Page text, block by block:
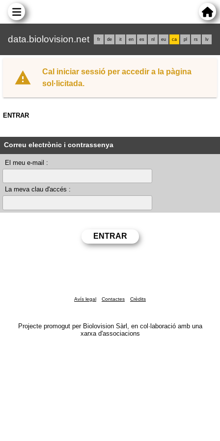
data.biolovision.net fr de it en es nl eu ca pl rs lv
Cal iniciar sessió per accedir a la pàgina
sol·licitada.
ENTRAR
Correu electrònic i contrassenya
El meu e-mail :
La meva clau d'accés :
Avís legal Contactes Crèdits
Projecte promogut per Biolovision Sàrl, en col·laboració amb una
xarxa d'associacions